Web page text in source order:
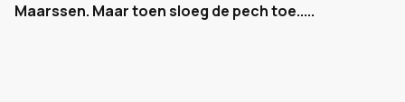
Maarssen. Maar toen sloeg de pech toe.....